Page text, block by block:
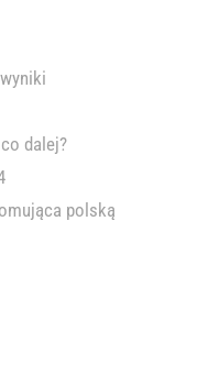
dalej?
polską